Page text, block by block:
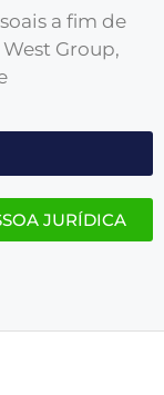
a fim de
Group,
JURÍDICA